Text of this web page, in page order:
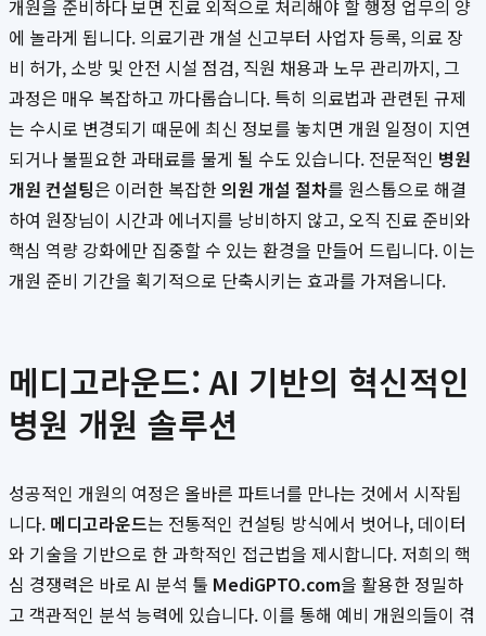
개원을 준비하다 보면 진료 외적으로 처리해야 할 행정 업무의 양
에 놀라게 됩니다. 의료기관 개설 신고부터 사업자 등록, 의료 장
비 허가, 소방 및 안전 시설 점검, 직원 채용과 노무 관리까지, 그
과정은 매우 복잡하고 까다롭습니다. 특히 의료법과 관련된 규제
는 수시로 변경되기 때문에 최신 정보를 놓치면 개원 일정이 지연
되거나 불필요한 과태료를 물게 될 수도 있습니다. 전문적인 병원
개원 컨설팅은 이러한 복잡한의원 개설 절차를 원스톱으로 해결
하여 원장님이 시간과 에너지를 낭비하지 않고, 오직 진료 준비와
핵심 역량 강화에만 집중할 수 있는 환경을 만들어 드립니다. 이는
개원 준비 기간을 획기적으로 단축시키는 효과를 가져옵니다.
메디고라운드: AI 기반의 혁신적인
병원 개원 솔루션
성공적인 개원의 여정은 올바른 파트너를 만나는 것에서 시작됩
니다. 메디고라운드는 전통적인 컨설팅 방식에서 벗어나, 데이터
와 기술을 기반으로 한 과학적인 접근법을 제시합니다. 저희의 핵
심 경쟁력은 바로 AI 분석 툴 MediGPTO.com을 활용한 정밀하
고 객관적인 분석 능력에 있습니다. 이를 통해 예비 개원의들이 겪